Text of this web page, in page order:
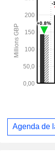
Agenda de